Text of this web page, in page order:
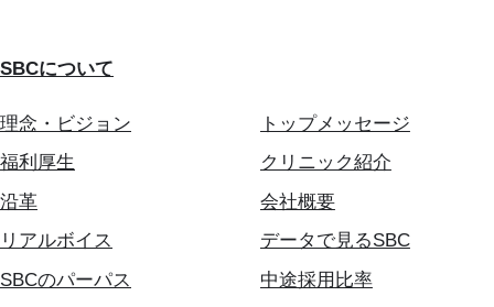
SBCについて
理念・ビジョン
トップメッセージ
福利厚生
クリニック紹介
沿革
会社概要
リアルボイス
データで見るSBC
SBCのパーパス
中途採用比率